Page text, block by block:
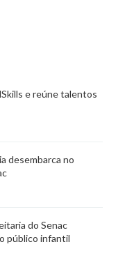
e reúne talentos
desembarca no
do Senac
público infantil